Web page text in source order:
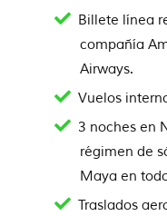
Billete línea
compañía
Airways.
Vuelos
3 noches en
régimen de
Maya en
Traslados